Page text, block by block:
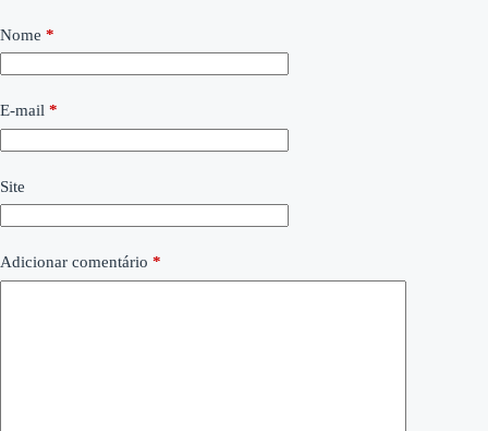
Nome *
E-mail *
Site
Adicionar comentário *